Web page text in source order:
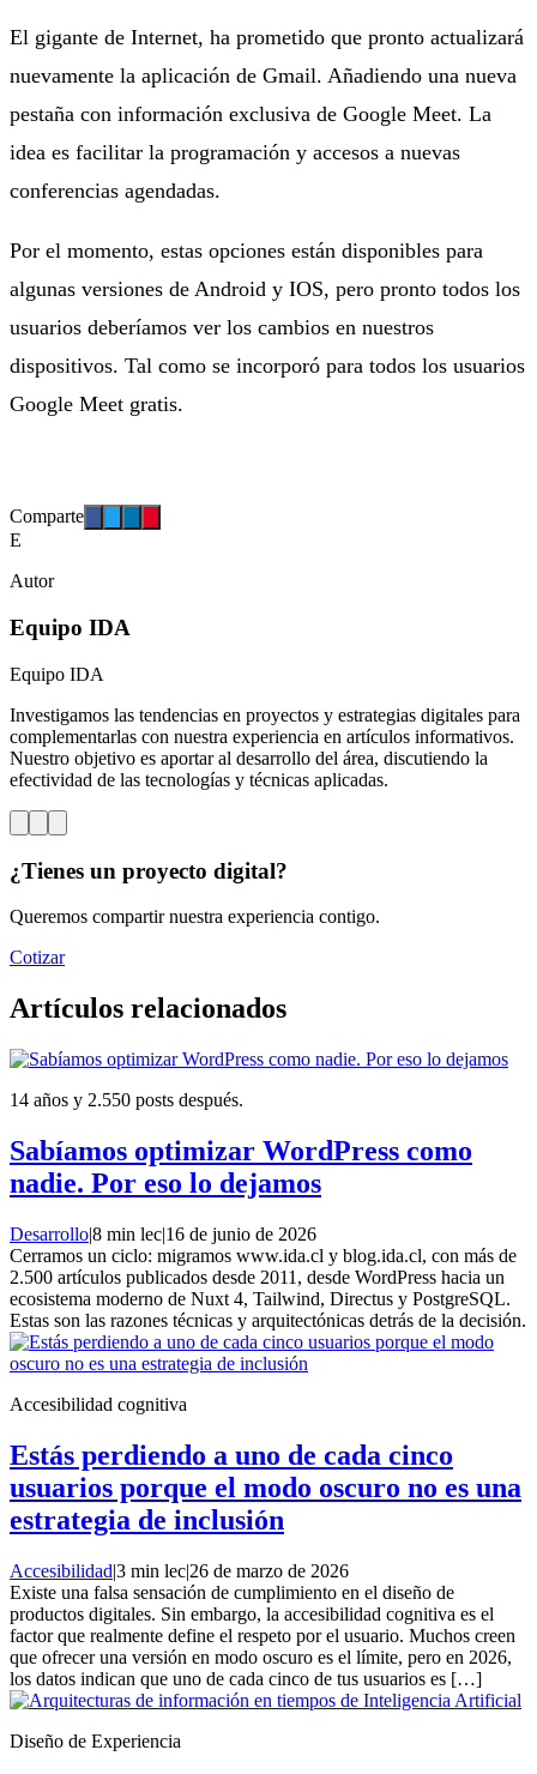
El gigante de Internet, ha prometido que pronto actualizará
nuevamente la aplicación de Gmail. Añadiendo una nueva
pestaña con información exclusiva de Google Meet. La
idea es facilitar la programación y accesos a nuevas
conferencias agendadas.
Por el momento, estas opciones están disponibles para
algunas versiones de Android y IOS, pero pronto todos los
usuarios deberíamos ver los cambios en nuestros
dispositivos. Tal como se incorporó para todos los usuarios
Google Meet gratis.
Comparte
E
Autor
Equipo IDA
Equipo IDA
Investigamos las tendencias en proyectos y estrategias digitales para
complementarlas con nuestra experiencia en artículos informativos.
Nuestro objetivo es aportar al desarrollo del área, discutiendo la
efectividad de las tecnologías y técnicas aplicadas.
¿Tienes un proyecto digital?
Queremos compartir nuestra experiencia contigo.
Cotizar
Artículos relacionados
14 años y 2.550 posts después.
Sabíamos optimizar WordPress como
nadie. Por eso lo dejamos
Desarrollo|8 min lec|16 de junio de 2026
Cerramos un ciclo: migramos www.ida.cl y blog.ida.cl, con más de
2.500 artículos publicados desde 2011, desde WordPress hacia un
ecosistema moderno de Nuxt 4, Tailwind, Directus y PostgreSQL.
Estas son las razones técnicas y arquitectónicas detrás de la decisión.
Accesibilidad cognitiva
Estás perdiendo a uno de cada cinco
usuarios porque el modo oscuro no es una
estrategia de inclusión
Accesibilidad|3 min lec|26 de marzo de 2026
Existe una falsa sensación de cumplimiento en el diseño de
productos digitales. Sin embargo, la accesibilidad cognitiva es el
factor que realmente define el respeto por el usuario. Muchos creen
que ofrecer una versión en modo oscuro es el límite, pero en 2026,
los datos indican que uno de cada cinco de tus usuarios es […]
Diseño de Experiencia